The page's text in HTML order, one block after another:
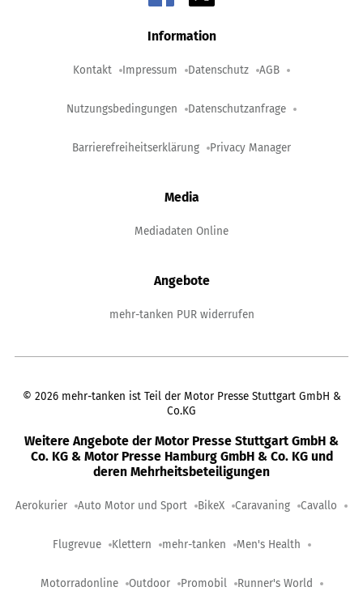
Information
Kontakt Impressum Datenschutz AGB
Nutzungsbedingungen Datenschutzanfrage
Barrierefreiheitserklärung Privacy Manager
Media
Mediadaten Online
Angebote
mehr-tanken PUR widerrufen
© 2026 mehr-tanken ist Teil der Motor Presse Stuttgart GmbH &
Co.KG
Weitere Angebote der Motor Presse Stuttgart GmbH &
Co. KG & Motor Presse Hamburg GmbH & Co. KG und
deren Mehrheitsbeteiligungen
Aerokurier Auto Motor und Sport BikeX Caravaning Cavallo
Flugrevue Klettern mehr-tanken Men's Health
Motorradonline Outdoor Promobil Runner's World